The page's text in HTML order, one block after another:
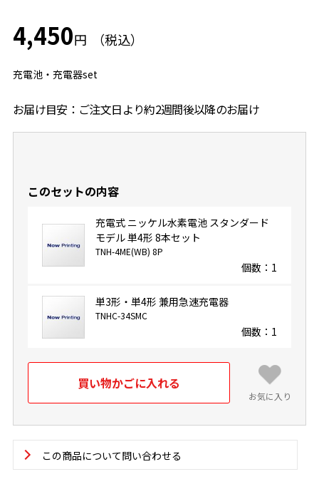
4,450円
お届け目安：ご注文日より約2週間後以降のお届け
充電池・充電器set
このセットの内容
充電式 ニッケル水素電池 スタンダード
モデル 単4形 8本セット
TNH-4ME(WB) 8P
個数：1
単3形・単4形 兼用急速充電器
TNHC-34SMC
個数：1
お気に入り
この商品について問い合わせる